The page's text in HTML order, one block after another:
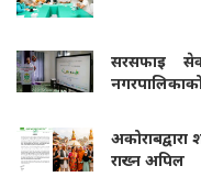
सरसफाइ
अकोराबद्वारा
राख्न अपिल